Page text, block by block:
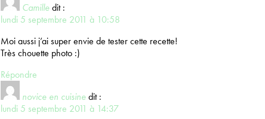
Camille dit :
lundi 5 septembre 2011 à 10:58
Moi aussi j’ai super envie de tester cette recette!
Très chouette photo :)
Répondre
novice en cuisine dit :
lundi 5 septembre 2011 à 14:37